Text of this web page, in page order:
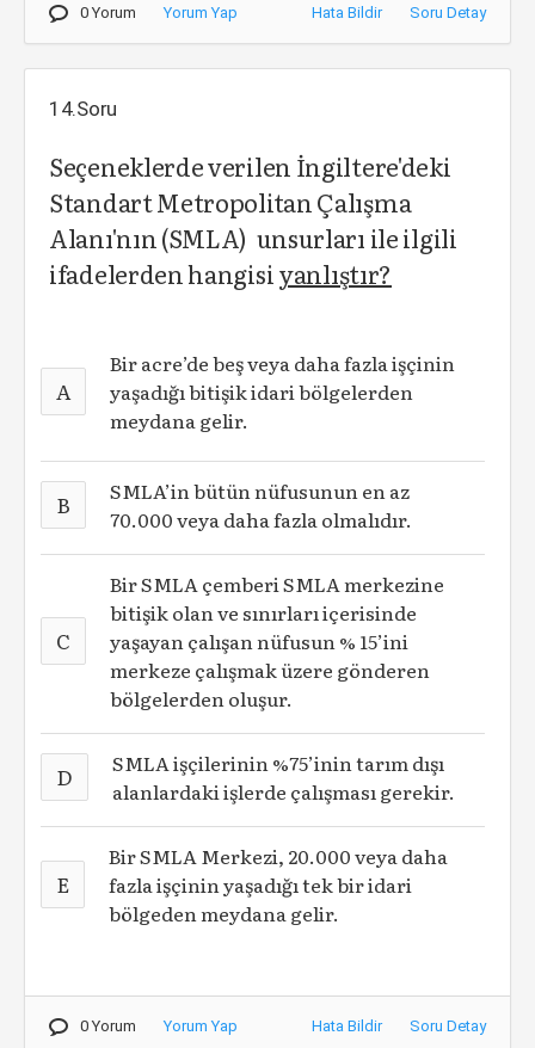
0 Yorum Yorum Yap Hata Bildir Soru Detay
14.Soru
Seçeneklerde verilen İngiltere'deki
Standart Metropolitan Çalışma
Alanı'nın (SMLA) unsurları ile ilgili
ifadelerden hangisiyanlıştır?
A
Bir acre’de beş veya daha fazla işçinin
yaşadığı bitişik idari bölgelerden
meydana gelir.
B
SMLA’in bütün nüfusunun en az
70.000 veya daha fazla olmalıdır.
C
Bir SMLA çemberi SMLA merkezine
bitişik olan ve sınırları içerisinde
yaşayan çalışan nüfusun % 15’ini
merkeze çalışmak üzere gönderen
bölgelerden oluşur.
D
SMLA işçilerinin %75’inin tarım dışı
alanlardaki işlerde çalışması gerekir.
E
Bir SMLA Merkezi, 20.000 veya daha
fazla işçinin yaşadığı tek bir idari
bölgeden meydana gelir.
0 Yorum Yorum Yap Hata Bildir Soru Detay